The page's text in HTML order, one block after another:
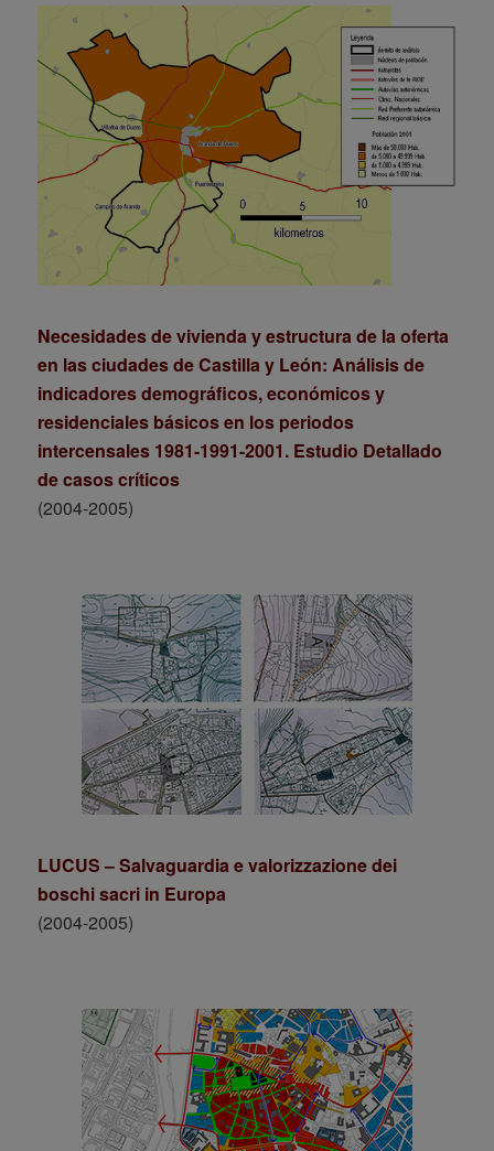
Necesidades de vivienda y estructura de la oferta
en las ciudades de Castilla y León: Análisis de
indicadores demográficos, económicos y
residenciales básicos en los periodos
intercensales 1981-1991-2001. Estudio Detallado
de casos críticos
(2004-2005)
LUCUS – Salvaguardia e valorizzazione dei
boschi sacri in Europa
(2004-2005)